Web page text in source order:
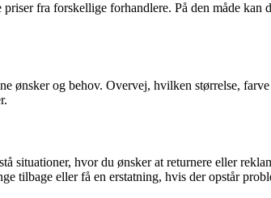
fra forskellige forhandlere. På den måde
og behov. Overvej, hvilken størrelse,
situationer, hvor du ønsker at returnere eller
tilbage eller få en erstatning, hvis der opstår